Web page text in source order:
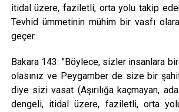
itidal üzere, faziletli, orta yolu takip
Tevhid ümmetinin mühim bir vasfı
geçer.
Bakara 143: "Böylece, sizler insanlara
olasınız ve Peygamber de size bir
diye sizi vasat (Aşırılığa kaçmayan,
dengeli, itidal üzere, faziletli, orta